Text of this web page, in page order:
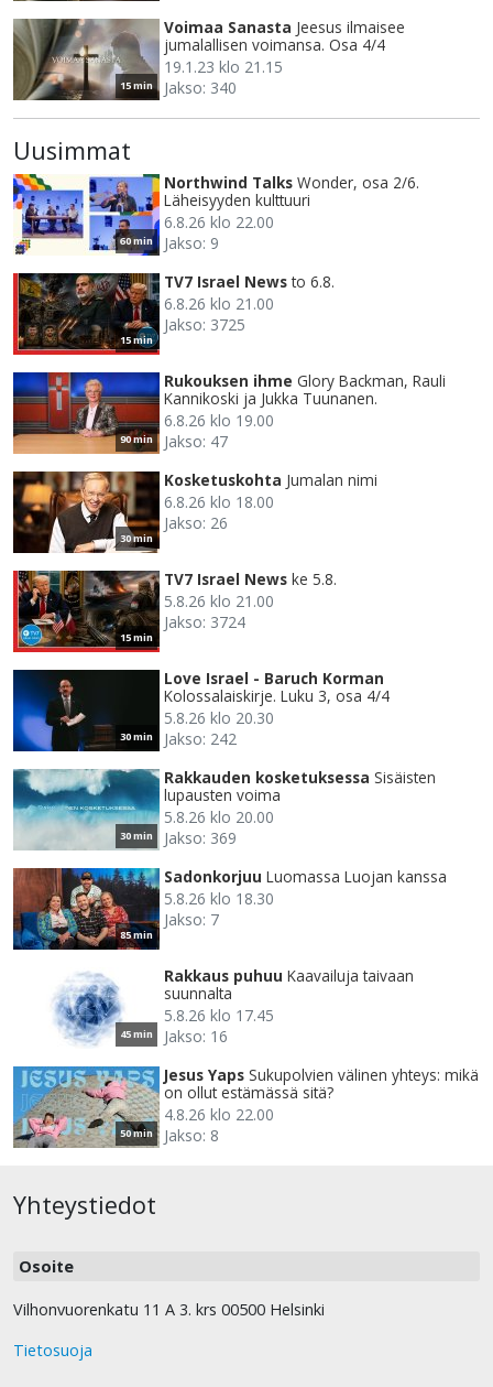
15 min
Voimaa Sanasta Jeesus ilmaisee
jumalallisen voimansa. Osa 4/4
19.1.23 klo 21.15
Jakso: 340
Uusimmat
60 min
Northwind Talks Wonder, osa 2/6.
Läheisyyden kulttuuri
6.8.26 klo 22.00
Jakso: 9
15 min
TV7 Israel News to 6.8.
6.8.26 klo 21.00
Jakso: 3725
90 min
Rukouksen ihme Glory Backman, Rauli
Kannikoski ja Jukka Tuunanen.
6.8.26 klo 19.00
Jakso: 47
30 min
Kosketuskohta Jumalan nimi
6.8.26 klo 18.00
Jakso: 26
15 min
TV7 Israel News ke 5.8.
5.8.26 klo 21.00
Jakso: 3724
30 min
Love Israel - Baruch Korman
Kolossalaiskirje. Luku 3, osa 4/4
5.8.26 klo 20.30
Jakso: 242
30 min
Rakkauden kosketuksessa Sisäisten
lupausten voima
5.8.26 klo 20.00
Jakso: 369
85 min
Sadonkorjuu Luomassa Luojan kanssa
5.8.26 klo 18.30
Jakso: 7
45 min
Rakkaus puhuu Kaavailuja taivaan
suunnalta
5.8.26 klo 17.45
Jakso: 16
50 min
Jesus Yaps Sukupolvien välinen yhteys: mikä
on ollut estämässä sitä?
4.8.26 klo 22.00
Jakso: 8
Yhteystiedot
Osoite
Vilhonvuorenkatu 11 A 3. krs 00500 Helsinki
Tietosuoja